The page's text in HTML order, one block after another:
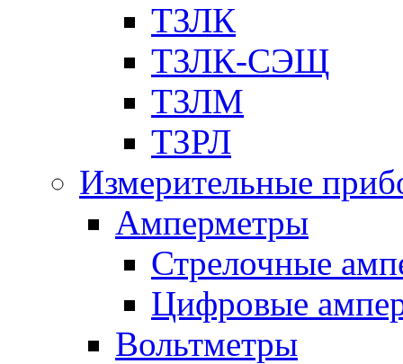
ТЗЛК
ТЗЛК-СЭЩ
ТЗЛМ
ТЗРЛ
Измерительные
Амперметры
Стрелочные
Цифровые
Вольтметры